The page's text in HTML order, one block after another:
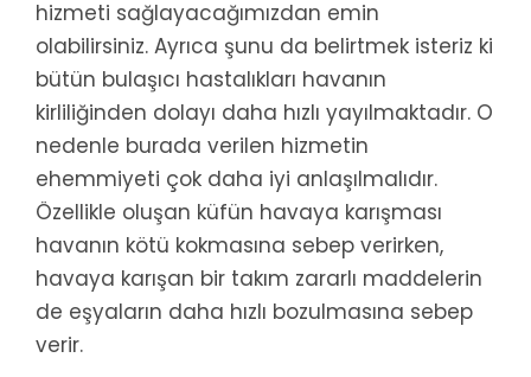
hizmeti sağlayacağımızdan emin
olabilirsiniz. Ayrıca şunu da belirtmek isteriz ki
bütün bulaşıcı hastalıkları havanın
kirliliğinden dolayı daha hızlı yayılmaktadır. O
nedenle burada verilen hizmetin
ehemmiyeti çok daha iyi anlaşılmalıdır.
Özellikle oluşan küfün havaya karışması
havanın kötü kokmasına sebep verirken,
havaya karışan bir takım zararlı maddelerin
de eşyaların daha hızlı bozulmasına sebep
verir.